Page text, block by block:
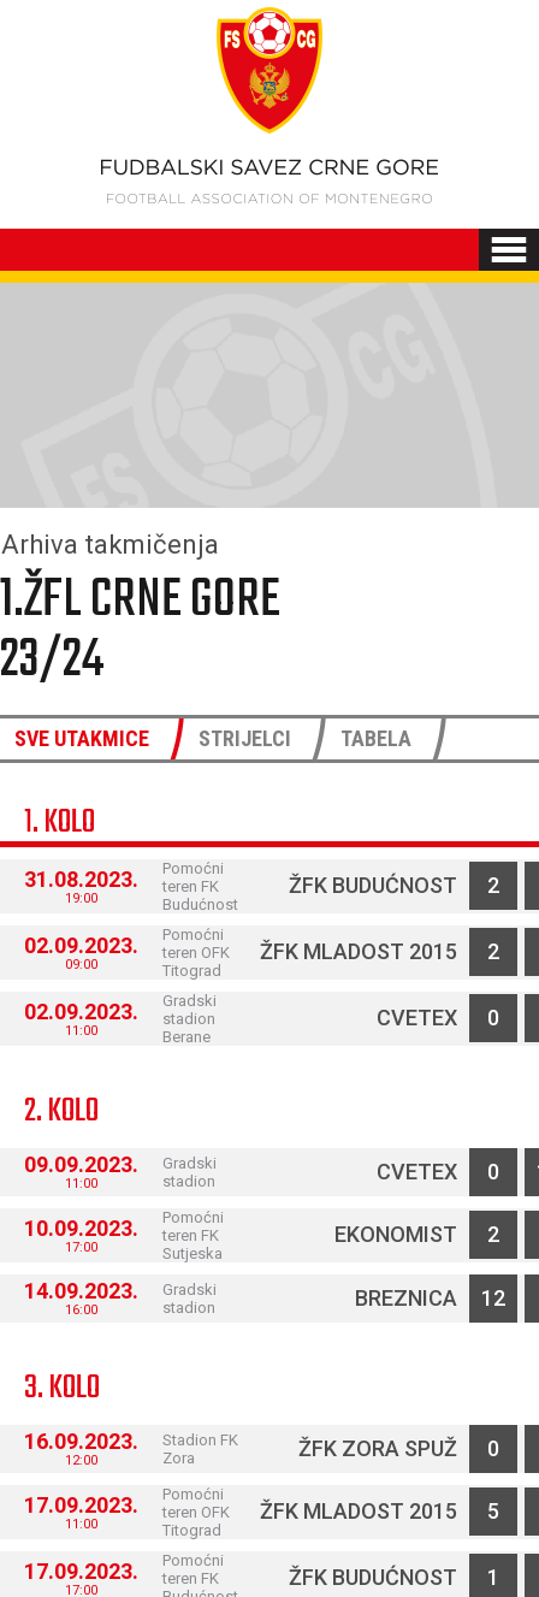
Arhiva takmičenja
1.ŽFL CRNE GORE
23/24
SVE UTAKMICE STRIJELCI TABELA
1. KOLO
31.08.2023.
19:00
Pomoćni
teren FK
Budućnost
ŽFK BUDUĆNOST 2
02.09.2023.
09:00
Pomoćni
teren OFK
Titograd
ŽFK MLADOST 2015 2
02.09.2023.
11:00
Gradski
stadion
Berane
CVETEX 0
2. KOLO
09.09.2023.
11:00
Gradski
stadion
CVETEX 0
10.09.2023.
17:00
Pomoćni
teren FK
Sutjeska
EKONOMIST 2
14.09.2023.
16:00
Gradski
stadion
BREZNICA 12
3. KOLO
16.09.2023.
12:00
Stadion FK
Zora
ŽFK ZORA SPUŽ 0
17.09.2023.
11:00
Pomoćni
teren OFK
Titograd
ŽFK MLADOST 2015 5
17.09.2023.
17:00
Pomoćni
teren FK
ŽFK BUDUĆNOST 1